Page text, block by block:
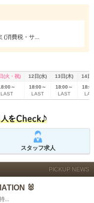
人の男性がくつろげる上品な空
然に溶け込める居心地の良さが
を華やかに彩ってくれるため、
たりです。
ルたち。スタイル抜群の彼女た
、仕事の疲れを忘れさせてく
いトークが、気づけば特別な時
消費税・サ...
(火・祝) 12日(水) 13日(木)
14日
～
LAST
18:00～
LAST
18:00～
LAST
スタッフ求人
PICKUP NEWS
🐰
...